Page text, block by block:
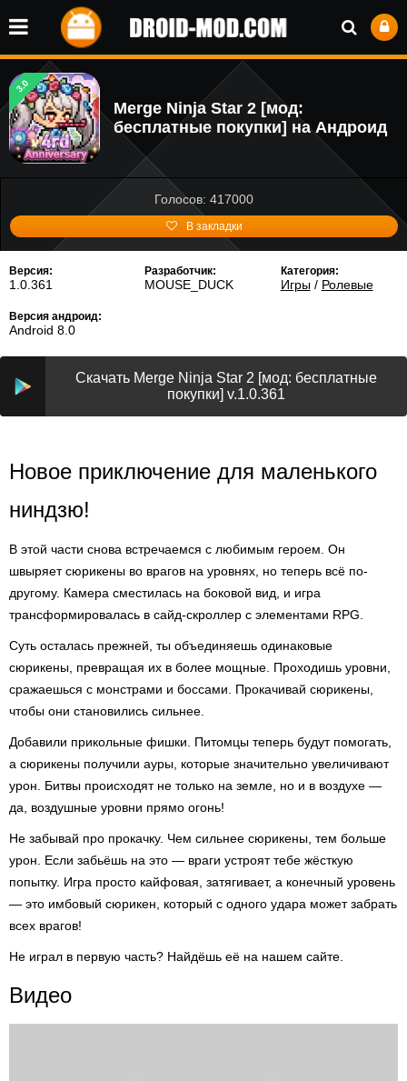
3.0
Merge Ninja Star 2 [мод:
бесплатные покупки] на Андроид
Голосов: 417000
В закладки
Версия:
1.0.361
Разработчик:
MOUSE_DUCK
Категория:
Игры/ Ролевые
Версия андроид:
Android 8.0
Скачать Merge Ninja Star 2 [мод: бесплатные
покупки] v.1.0.361
Новое приключение для маленького
ниндзю!
В этой части снова встречаемся с любимым героем. Он
швыряет сюрикены во врагов на уровнях, но теперь всё по-
другому. Камера сместилась на боковой вид, и игра
трансформировалась в сайд-скроллер с элементами RPG.
Суть осталась прежней, ты объединяешь одинаковые
сюрикены, превращая их в более мощные. Проходишь уровни,
сражаешься с монстрами и боссами. Прокачивай сюрикены,
чтобы они становились сильнее.
Добавили прикольные фишки. Питомцы теперь будут помогать,
а сюрикены получили ауры, которые значительно увеличивают
урон. Битвы происходят не только на земле, но и в воздухе —
да, воздушные уровни прямо огонь!
Не забывай про прокачку. Чем сильнее сюрикены, тем больше
урон. Если забьёшь на это — враги устроят тебе жёсткую
попытку. Игра просто кайфовая, затягивает, а конечный уровень
— это имбовый сюрикен, который с одного удара может забрать
всех врагов!
Не играл в первую часть? Найдёшь её на нашем сайте.
Видео